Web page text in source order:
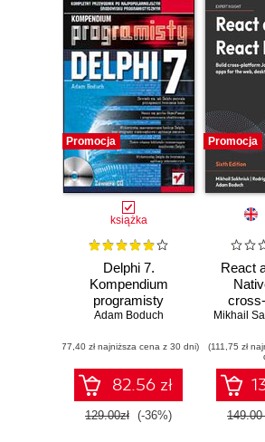
Promocja
książka
Delphi 7.
Kompendium
programisty
Adam Boduch
(77,40 zł najniższa cena z 30 dni)
82.56 zł
129.00zł (-36%)
Promocja
React
for web
-
Mikhail
(111,75 zł
149.00